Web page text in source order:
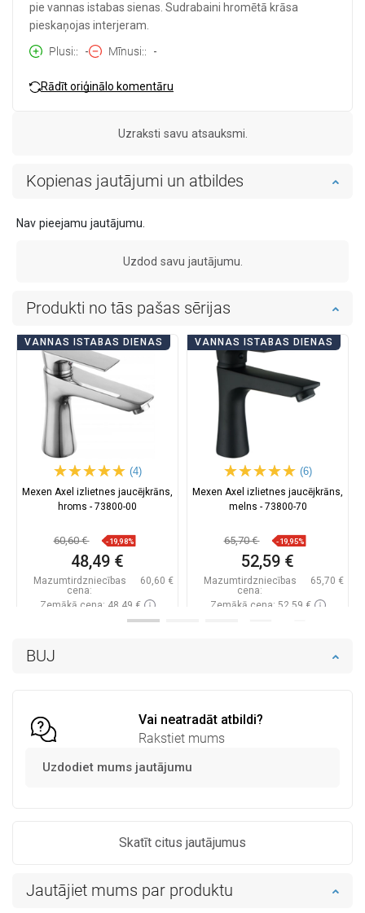
BUJ
Vai neatradāt atbildi?
Rakstiet mums
Uzdodiet mums jautājumu
Skatīt citus jautājumus
pie vannas istabas sienas. Sudrabaini hromētā krāsa
pieskaņojas interjeram.
Plusi:
- Mīnusi: -
Rādīt oriģinālo komentāru
Uzraksti savu atsauksmi.
Kopienas jautājumi un atbildes
Nav pieejamu jautājumu.
Uzdod savu jautājumu.
Jautājiet mums par produktu
Produkti no tās pašas sērijas
VANNAS ISTABAS DIENAS
(4)
Mexen Axel izlietnes jaucējkrāns,
hroms - 73800-00
60,60 € -19,98%
48,49 €
Mazumtirdzniecības
cena:
60,60 €
Zemākā cena: 48,49 €
Pieejamās vispirms
VANNAS ISTABAS DIENAS
(6)
Mexen Axel izlietnes jaucējkrāns,
melns - 73800-70
65,70 € -19,95%
52,59 €
Mazumtirdzniecības
cena:
65,70 €
Zemākā cena: 52,59 €